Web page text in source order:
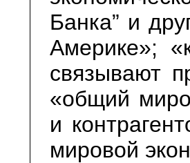
Банка” и
Америке»;
связывают
«общий
и
мировой